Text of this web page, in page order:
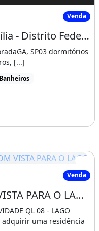
- Distrito Venda
Casa Residencial em Brasília - Distrito Federal
SP03 dormitórios
[...]
PARA O LAGO
Venda
SHIN QL 08 - CASA COM VISTA PARA O LAGO 05 SUÍTES ACONCHEGANTE TERRENO GRANDE
QL 08 - LAGO
adquirir uma residência